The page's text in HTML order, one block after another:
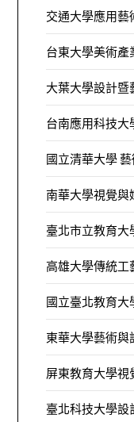
交通大學應用藝
台東大學美術產
大葉大學設計暨
台南應用科技大
國立清華大學
南華大學視覺與
臺北市立教育大
高雄大學傳統工
國立臺北教育大
東華大學藝術與
屏東教育大學視
臺北科技大學設